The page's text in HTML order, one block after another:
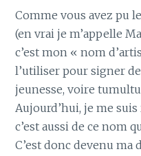
Comme vous avez pu
(en vrai je m’appelle
c’est mon « nom
l’utiliser pour signer
jeunesse, voire
Aujourd’hui, je me
c’est aussi de ce nom
C’est donc devenu ma